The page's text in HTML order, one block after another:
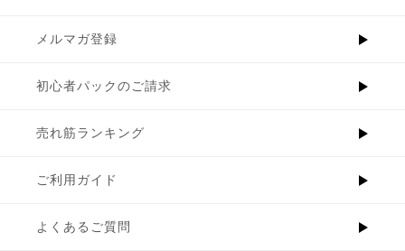
メルマガ登録
初心者パックのご請求
売れ筋ランキング
ご利用ガイド
よくあるご質問